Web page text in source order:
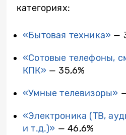
категориях:
«Бытовая техника» —
«Сотовые телефоны,
КПК»— 35,6%
«Умные телевизоры»
«Электроника (ТВ,
и т.д.)» — 46,6%